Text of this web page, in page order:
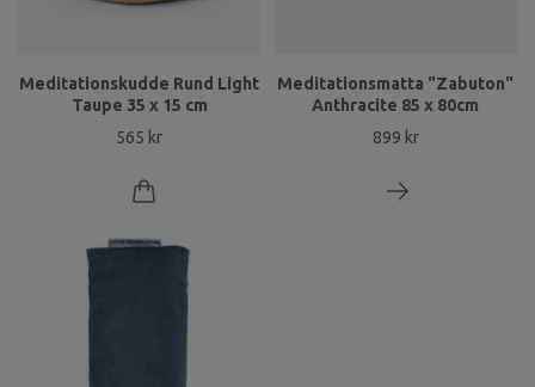
Meditationskudde Rund Light
Taupe 35 x 15 cm
565 kr
Meditationsmatta "Zabuton"
Anthracite 85 x 80cm
899 kr